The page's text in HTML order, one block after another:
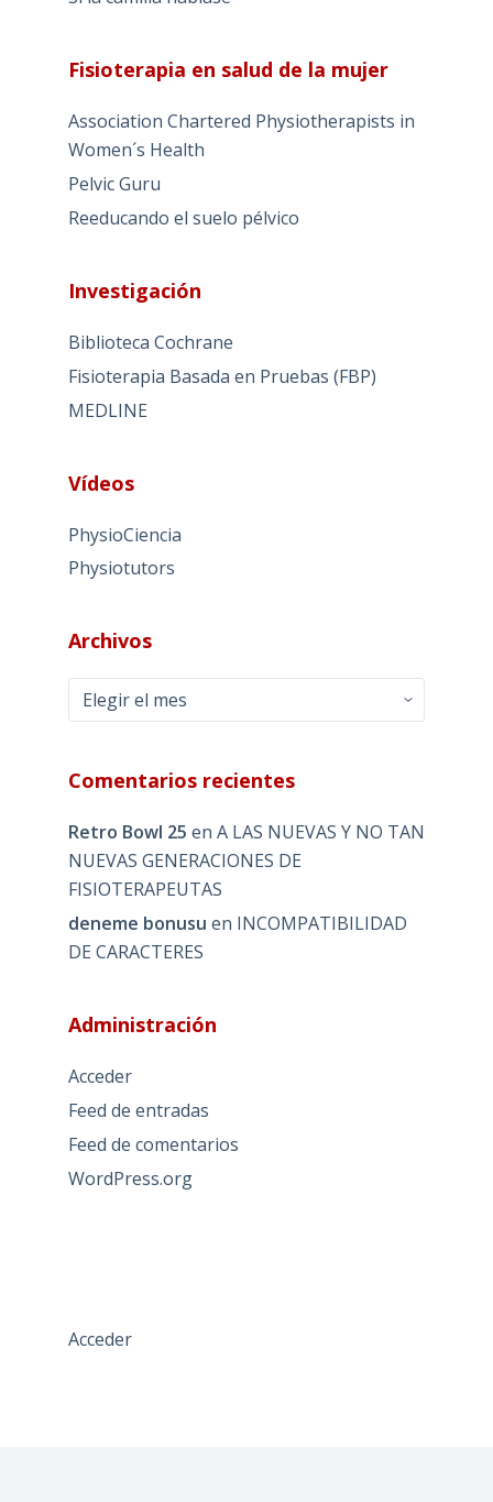
Fisioterapia en salud de la mujer
Association Chartered Physiotherapists in
Women´s Health
Pelvic Guru
Reeducando el suelo pélvico
Investigación
Biblioteca Cochrane
Fisioterapia Basada en Pruebas (FBP)
MEDLINE
Vídeos
PhysioCiencia
Physiotutors
Archivos
Archivos
Comentarios recientes
Retro Bowl 25 en A LAS NUEVAS Y NO TAN
NUEVAS GENERACIONES DE
FISIOTERAPEUTAS
deneme bonusu en INCOMPATIBILIDAD
DE CARACTERES
Administración
Acceder
Feed de entradas
Feed de comentarios
WordPress.org
Acceder